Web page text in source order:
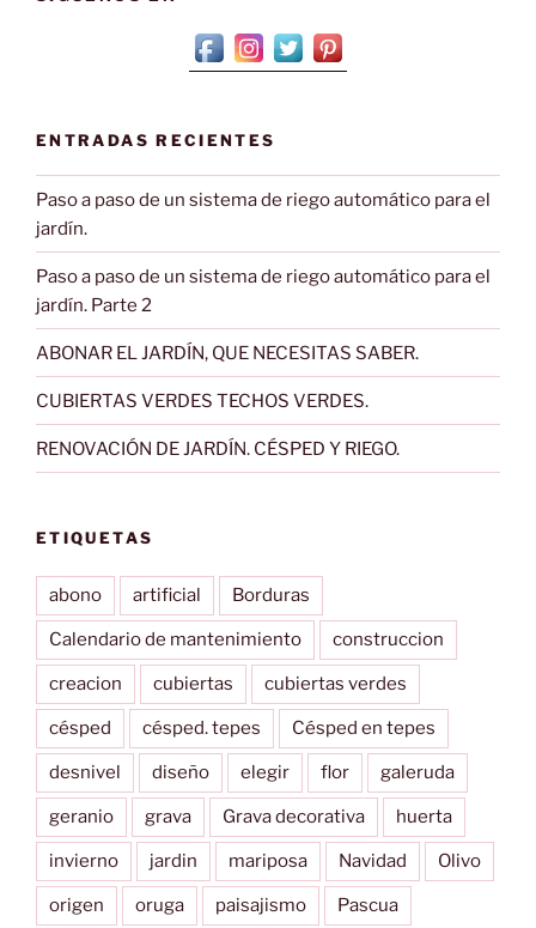
ENTRADAS RECIENTES
Paso a paso de un sistema de riego automático para el
jardín.
Paso a paso de un sistema de riego automático para el
jardín. Parte 2
ABONAR EL JARDÍN, QUE NECESITAS SABER.
CUBIERTAS VERDES TECHOS VERDES.
RENOVACIÓN DE JARDÍN. CÉSPED Y RIEGO.
ETIQUETAS
abono artificial Borduras
Calendario de mantenimiento construccion
creacion cubiertas cubiertas verdes
césped césped. tepes Césped en tepes
desnivel diseño elegir flor galeruda
geranio grava Grava decorativa huerta
invierno jardin mariposa Navidad Olivo
origen oruga paisajismo Pascua